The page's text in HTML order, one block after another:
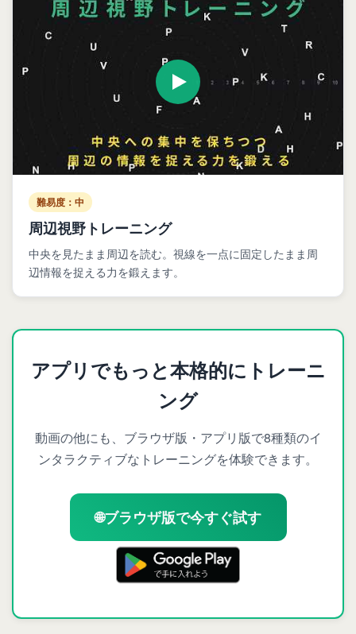
難易度：中
周辺視野トレーニング
中央を見たまま周辺を読む。視線を一点に固定したまま周
辺情報を捉える力を鍛えます。
アプリでもっと本格的にトレーニ
ング
動画の他にも、ブラウザ版・アプリ版で8種類のイ
ンタラクティブなトレーニングを体験できます。
🌐ブラウザ版で今すぐ試す